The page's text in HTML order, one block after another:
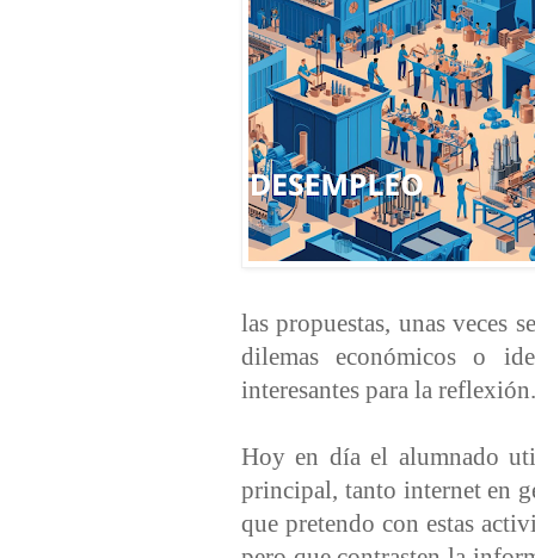
las propuestas, unas veces
dilemas económicos o
interesantes para la reflexión.
Hoy en día el alumnado
principal, tanto internet en
que pretendo con estas